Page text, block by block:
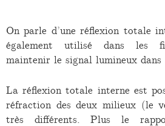
On parle d’une réflexion totale
également utilisé dans les
maintenir le signal lumineux dans
La réflexion totale interne est
réfraction des deux milieux (le
très différents. Plus le